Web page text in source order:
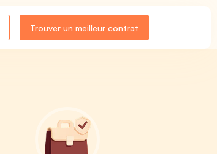
Trouver un meilleur contrat